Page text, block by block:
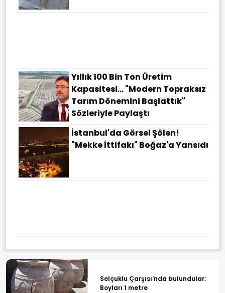
Yıllık 100 Bin Ton Üretim
Kapasitesi... "Modern Topraksız
Tarım Dönemini Başlattık"
Sözleriyle Paylaştı
İstanbul'da Görsel Şölen!
"Mekke İttifakı" Boğaz'a Yansıdı
Selçuklu Çarşısı'nda bulundular:
Boyları 1 metre